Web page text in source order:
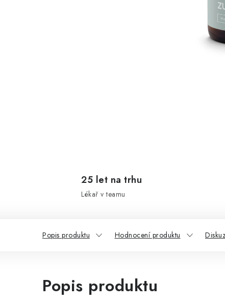
25 let na trhu
Lékař v teamu
Popis produktu Hodnocení produktu
Popis produktu